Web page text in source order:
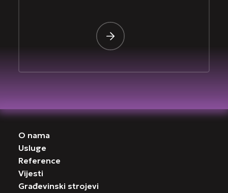
O nama
Usluge
Reference
Vijesti
Građevinski strojevi